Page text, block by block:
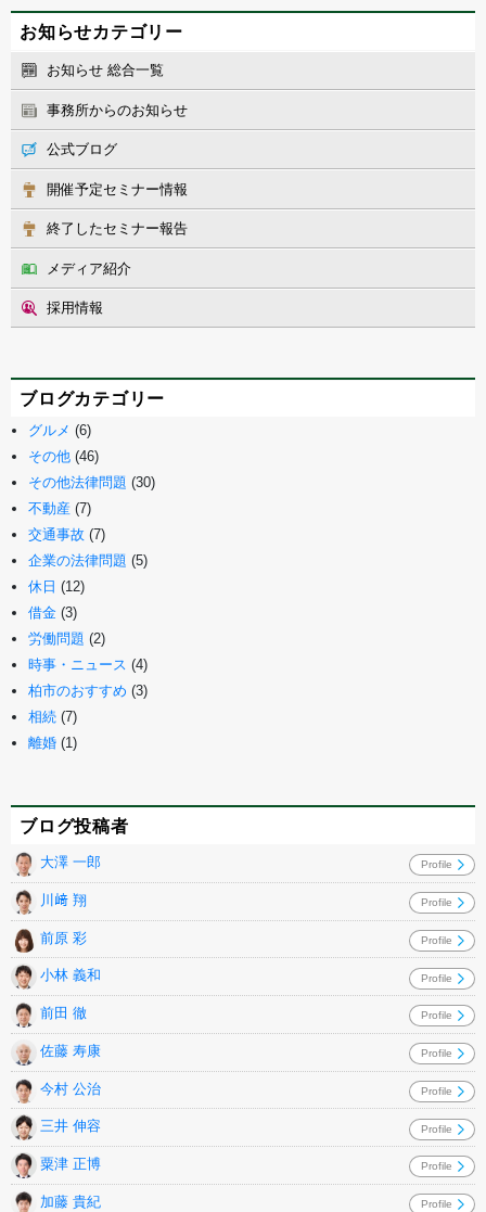
お知らせカテゴリー
お知らせ 総合一覧
事務所からのお知らせ
公式ブログ
開催予定セミナー情報
終了したセミナー報告
メディア紹介
採用情報
ブログカテゴリー
グルメ (6)
その他 (46)
その他法律問題 (30)
不動産 (7)
交通事故 (7)
企業の法律問題 (5)
休日 (12)
借金 (3)
労働問題 (2)
時事・ニュース (4)
柏市のおすすめ (3)
相続 (7)
離婚 (1)
ブログ投稿者
大澤 一郎 Profile
川﨑 翔 Profile
前原 彩 Profile
小林 義和 Profile
前田 徹 Profile
佐藤 寿康 Profile
今村 公治 Profile
三井 伸容 Profile
粟津 正博 Profile
加藤 貴紀 Profile